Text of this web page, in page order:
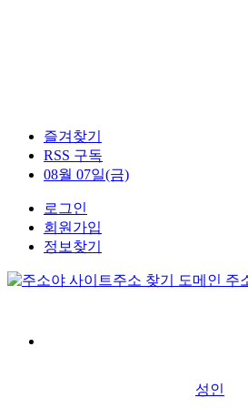
즐겨찾기
RSS 구독
08월 07일(금)
로그인
회원가입
정보찾기
성인